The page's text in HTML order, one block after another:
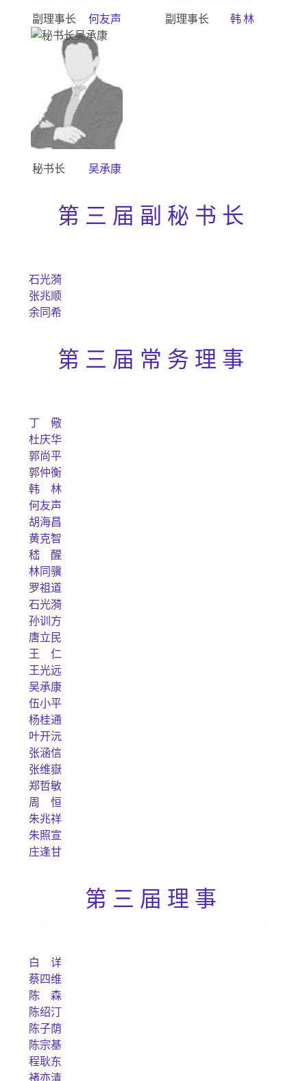
何友声
副理事长 韩 林
副理事长
吴承康
秘书长
第三届副秘书长
石光漪
张兆顺
余同希
第三届常务理事
丁 儆
杜庆华
郭尚平
郭仲衡
韩 林
何友声
胡海昌
黄克智
嵇 醒
林同骥
罗祖道
石光漪
孙训方
唐立民
王 仁
王光远
吴承康
伍小平
杨桂通
叶开沅
张涵信
张维嶽
郑哲敏
周 恒
朱兆祥
朱照宣
庄逢甘
第三届理事
白 详
蔡四维
陈 森
陈绍汀
陈子荫
陈宗基
程耿东
褚亦清